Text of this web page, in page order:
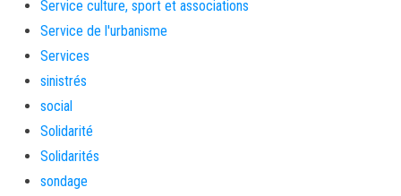
Service culture, sport et associations
Service de l'urbanisme
Services
sinistrés
social
Solidarité
Solidarités
sondage